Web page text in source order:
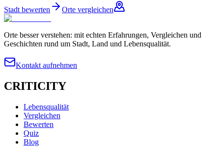
Stadt bewerten Orte vergleichen
Orte besser verstehen: mit echten Erfahrungen, Vergleichen und
Geschichten rund um Stadt, Land und Lebensqualität.
Kontakt aufnehmen
CRITICITY
Lebensqualität
Vergleichen
Bewerten
Quiz
Blog